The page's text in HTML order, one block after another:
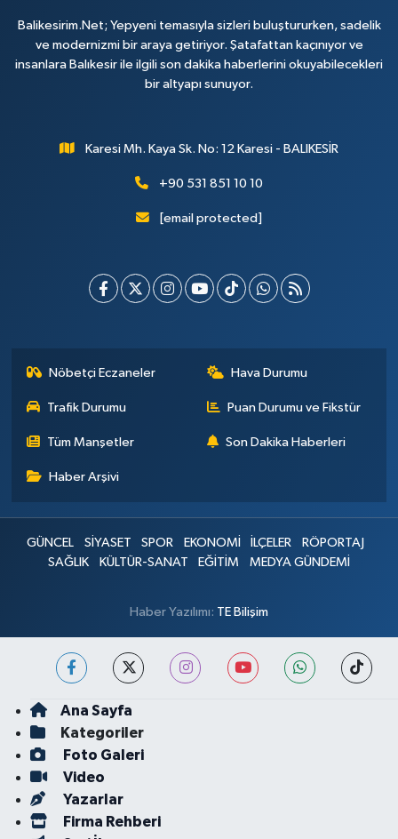
Balikesirim.Net; Yepyeni temasıyla sizleri buluştururken, sadelik
ve modernizmi bir araya getiriyor. Şatafattan kaçınıyor ve
insanlara Balıkesir ile ilgili son dakika haberlerini okuyabilecekleri
bir altyapı sunuyor.
Karesi Mh. Kaya Sk. No: 12 Karesi - BALIKESİR
+90 531 851 10 10
[email protected]
Nöbetçi Eczaneler Hava Durumu
Trafik Durumu Puan Durumu ve Fikstür
Tüm Manşetler Son Dakika Haberleri
Haber Arşivi
GÜNCEL SİYASET SPOR EKONOMİ İLÇELER
RÖPORTAJ
SAĞLIK
KÜLTÜR-SANAT EĞİTİM MEDYA GÜNDEMİ
Haber Yazılımı: TE Bilişim
Ana Sayfa
Kategoriler
Foto Galeri
Video
Yazarlar
Firma Rehberi